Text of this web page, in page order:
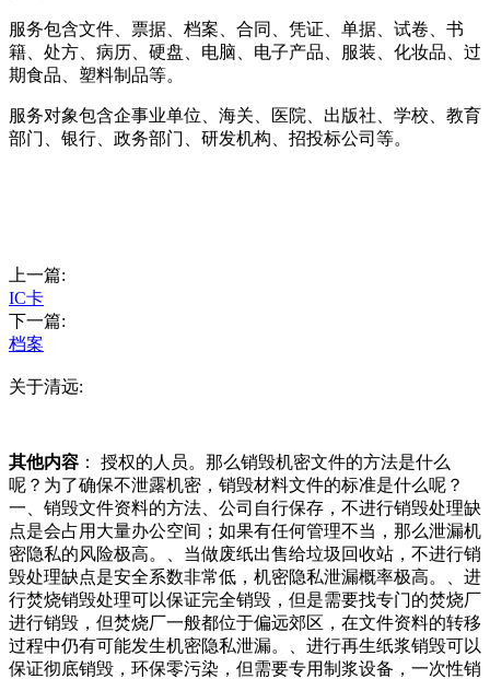
服务包含文件、票据、档案、合同、凭证、单据、试卷、书
籍、处方、病历、硬盘、电脑、电子产品、服装、化妆品、过
期食品、塑料制品等。
服务对象包含企事业单位、海关、医院、出版社、学校、教育
部门、银行、政务部门、研发机构、招投标公司等。
上一篇:
IC卡
下一篇:
档案
关于清远:
其他内容 ： 授权的人员。那么销毁机密文件的方法是什么
呢？为了确保不泄露机密，销毁材料文件的标准是什么呢？
一、销毁文件资料的方法、公司自行保存，不进行销毁处理缺
点是会占用大量办公空间；如果有任何管理不当，那么泄漏机
密隐私的风险极高。、当做废纸出售给垃圾回收站，不进行销
毁处理缺点是安全系数非常低，机密隐私泄漏概率极高。、进
行焚烧销毁处理可以保证完全销毁，但是需要找专门的焚烧厂
进行销毁，但焚烧厂一般都位于偏远郊区，在文件资料的转移
过程中仍有可能发生机密隐私泄漏。、进行再生纸浆销毁可以
保证彻底销毁，环保零污染，但需要专用制浆设备，一次性销